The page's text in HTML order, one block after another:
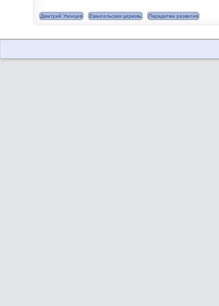
Дмитрий Узенцев Евангельская церковь Парадигма развития